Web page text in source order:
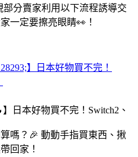
分賣家利用以下流程誘導交
一定要擦亮眼睛👀！
】日本好物買不完！
嗎？🎉 動動手指買東西、揪
回家！